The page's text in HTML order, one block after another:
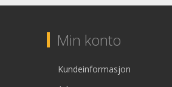
Min konto
Kundeinformasjon